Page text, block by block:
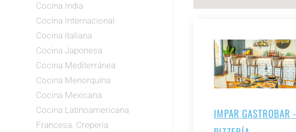
IMPAR GASTROBAR -
Cocina India
Cocina Internacional
Cocina italiana
Cocina Japonesa
Cocina Mediterránea
Cocina Menorquína
Cocina Mexicana
Cocina Latinoamericana
Francesa. Crepería